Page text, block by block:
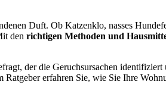
Duft. Ob Katzenklo, nasses
den richtigen Methoden und
der die Geruchsursachen identifiziert
erfahren Sie, wie Sie Ihre